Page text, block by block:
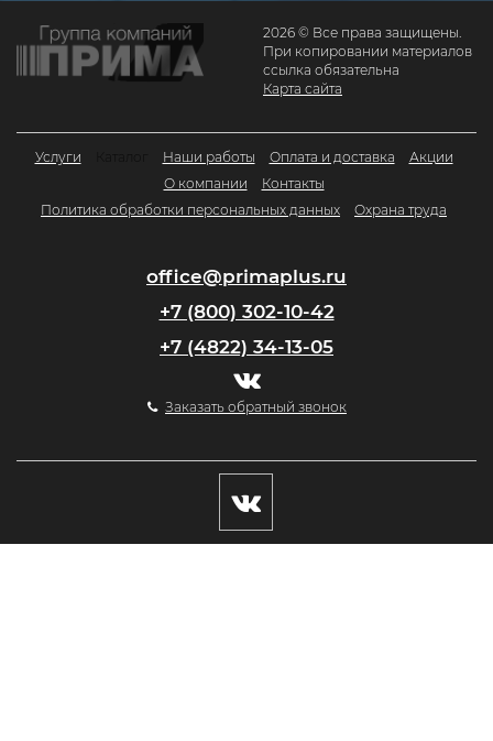
2026 © Все права защищены.
При копировании материалов
ссылка обязательна
Карта сайта
Услуги Наши работы Оплата и доставка
Акции
О компании
Контакты
Политика обработки персональных данных
Охрана труда
office@primaplus.ru
+7 (800) 302-10-42
+7 (4822) 34-13-05
Заказать обратный звонок